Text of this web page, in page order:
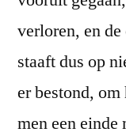
verloren, en
staaft dus op
er bestond,
men een einde